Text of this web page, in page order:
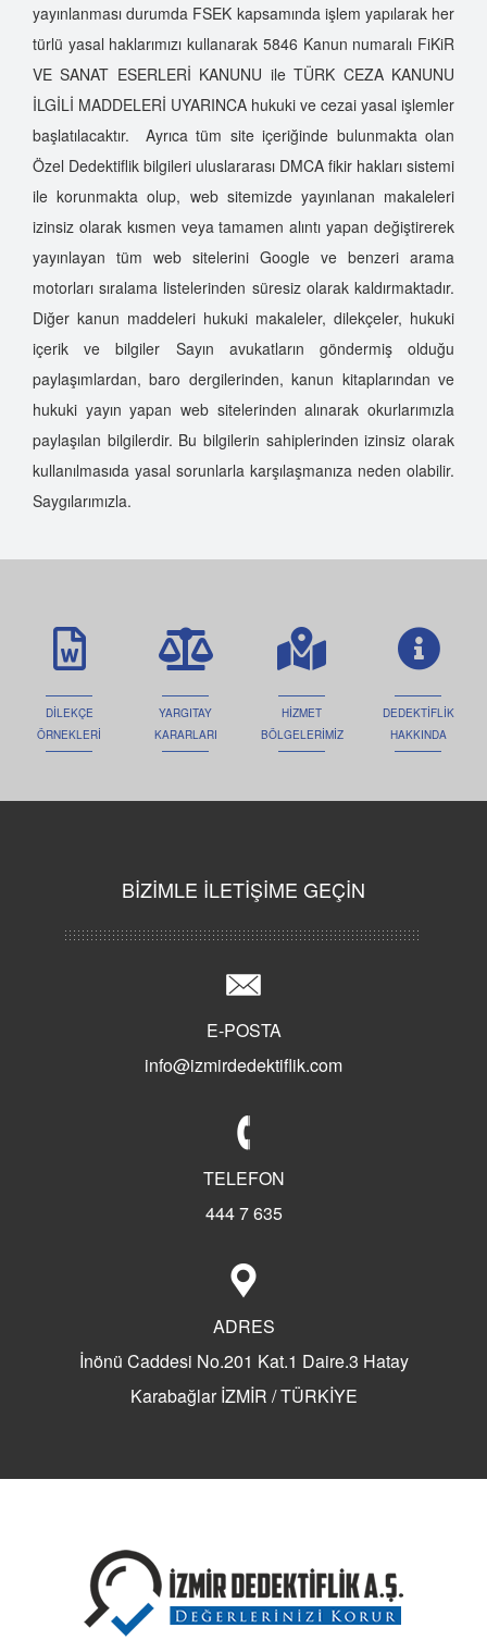
yayınlanması durumda FSEK kapsamında işlem yapılarak her
türlü yasal haklarımızı kullanarak 5846 Kanun numaralı FiKiR
VE SANAT ESERLERİ KANUNU ile TÜRK CEZA KANUNU
İLGİLİ MADDELERİ UYARINCA hukuki ve cezai yasal işlemler
başlatılacaktır. Ayrıca tüm site içeriğinde bulunmakta olan
Özel Dedektiflik bilgileri uluslararası DMCA fikir hakları sistemi
ile korunmakta olup, web sitemizde yayınlanan makaleleri
izinsiz olarak kısmen veya tamamen alıntı yapan değiştirerek
yayınlayan tüm web sitelerini Google ve benzeri arama
motorları sıralama listelerinden süresiz olarak kaldırmaktadır.
Diğer kanun maddeleri hukuki makaleler, dilekçeler, hukuki
içerik ve bilgiler Sayın avukatların göndermiş olduğu
paylaşımlardan, baro dergilerinden, kanun kitaplarından ve
hukuki yayın yapan web sitelerinden alınarak okurlarımızla
paylaşılan bilgilerdir. Bu bilgilerin sahiplerinden izinsiz olarak
kullanılmasıda yasal sorunlarla karşılaşmanıza neden olabilir.
Saygılarımızla.
DİLEKÇE
ÖRNEKLERİ
YARGITAY
KARARLARI
HİZMET
BÖLGELERİMİZ
DEDEKTİFLİK
HAKKINDA
BİZİMLE İLETİŞİME GEÇİN
E-POSTA
info@izmirdedektiflik.com
TELEFON
444 7 635
ADRES
İnönü Caddesi No.201 Kat.1 Daire.3 Hatay
Karabağlar İZMİR / TÜRKİYE